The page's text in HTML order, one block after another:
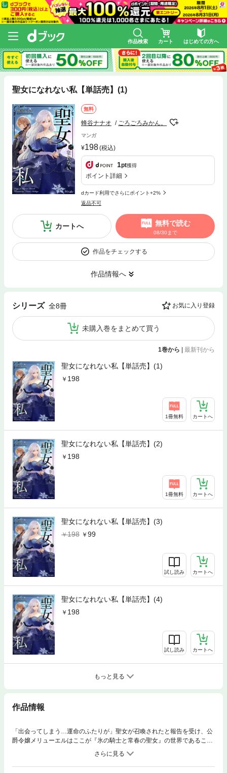
作品検索 カート はじめての方へ
聖女になれない私【単話売】(1)
無料
蜂谷ナナオ ごろごろみかん。
マンガ
198(税込)
1pt獲得
ポイント詳細
dカード利用でさらにポイント+2%
返品不可
カートへ 無料で読む
08/30まで
作品をチェックする
作品情報へ
シリーズ 全8冊 お気に入り登録
未購入巻をまとめて買う
1巻から 最新刊から
聖女になれない私【単話売】(1)
198
1冊無料 カートへ
聖女になれない私【単話売】(2)
198
1冊無料 カートへ
聖女になれない私【単話売】(3)
198
99
試し読み カートへ
聖女になれない私【単話売】(4)
198
試し読み カートへ
もっと見る
作品情報
「出会ってしまう…運命のふたりが」聖女が召喚されたと報告を受け、公
爵令嬢メリューエルはここが『氷の騎士と常春の聖女』の世界であること
を思い出す。それは、聖女アカネが騎士ミュチュスカと紆余曲折を経て結
ばれる物語。ミュチュスカは私の婚約者だ。毛嫌いされているけれど。ミ
ュチュスカのことを何一つ知らない聖女が私から彼を奪う。悔しくて…悔